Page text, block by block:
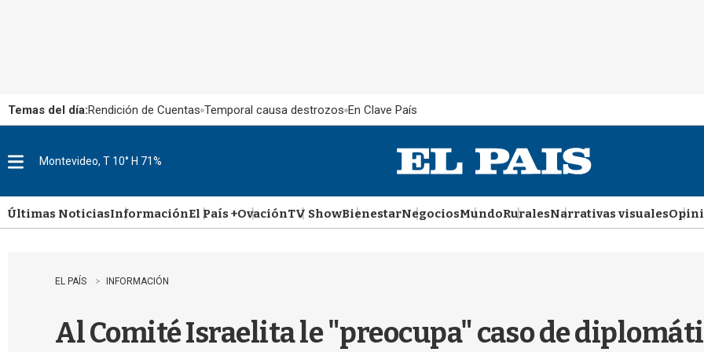
Temas del día:Rendición de Cuentas Temporal causa destrozos En Clave País
u
Montevideo, T 10° H 71%
Últimas NoticiasInformaciónEl País +OvaciónTV ShowBienestarNegociosMundoRuralesNarrativas visuales
EL PAÍS INFORMACIÓN
Al Comité Israelita le "preocupa" caso de